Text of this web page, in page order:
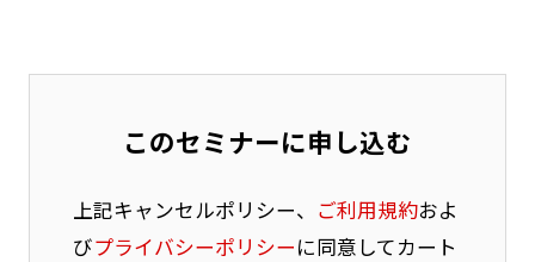
このセミナーに申し込む
上記キャンセルポリシー、 ご利用規約およ
びプライバシーポリシーに同意してカート